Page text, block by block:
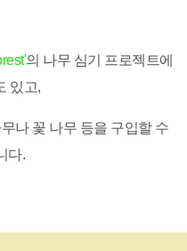
의 나무 심기 프로젝트에
있고,
나 꽃 나무 등을 구입할 수
다.